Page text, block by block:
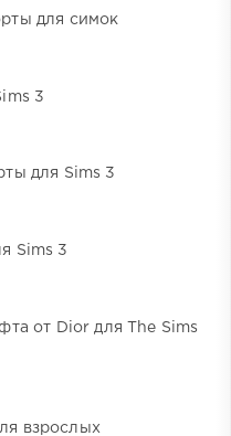
для симок
3
для Sims 3
Sims 3
от Dior для The Sims
взрослых